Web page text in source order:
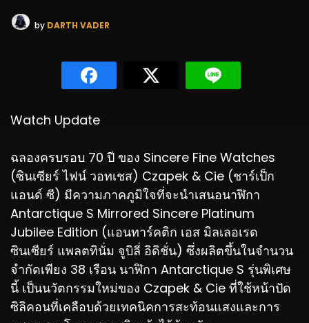
by DARTH VADER
Watch Update
ฉลองครบรอบ 70 ปี ของ Sincere Fine Watches
(ซินเซียร์ ไฟน์ วอทเชส) Czapek & Cie (ชาร์เป็ก
แอนด์ ซี) มีความภาคภูมิใจที่จะนำเสนอนาฬิกา
Antarctique S Mirrored Sincere Platinum
Jubilee Edition (แอนทาร์คติก เอส มิลเลอเรด
ซินเซียร์ แพลตทินั่ม จูบิลี่ อิดิชั่น) ซึ่งผลิตขึ้นในจำนวน
จำกัดเพียง 38 เรือน นาฬิกา Antarctique S รุ่นพิเศษ
นี้ เป็นนวัตกรรมใหม่ของ Czapek & Cie ที่ใช้หน้าปัด
ซิลิคอนที่เคลือบด้วยเทคนิคการสะท้อนแสงและการ